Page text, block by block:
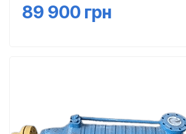
89 900 грн